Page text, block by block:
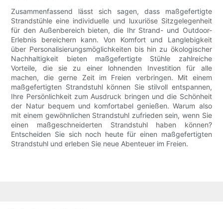
Zusammenfassend lässt sich sagen, dass maßgefertigte
Strandstühle eine individuelle und luxuriöse Sitzgelegenheit
für den Außenbereich bieten, die Ihr Strand- und Outdoor-
Erlebnis bereichern kann. Von Komfort und Langlebigkeit
über Personalisierungsmöglichkeiten bis hin zu ökologischer
Nachhaltigkeit bieten maßgefertigte Stühle zahlreiche
Vorteile, die sie zu einer lohnenden Investition für alle
machen, die gerne Zeit im Freien verbringen. Mit einem
maßgefertigten Strandstuhl können Sie stilvoll entspannen,
Ihre Persönlichkeit zum Ausdruck bringen und die Schönheit
der Natur bequem und komfortabel genießen. Warum also
mit einem gewöhnlichen Strandstuhl zufrieden sein, wenn Sie
einen maßgeschneiderten Strandstuhl haben können?
Entscheiden Sie sich noch heute für einen maßgefertigten
Strandstuhl und erleben Sie neue Abenteuer im Freien.